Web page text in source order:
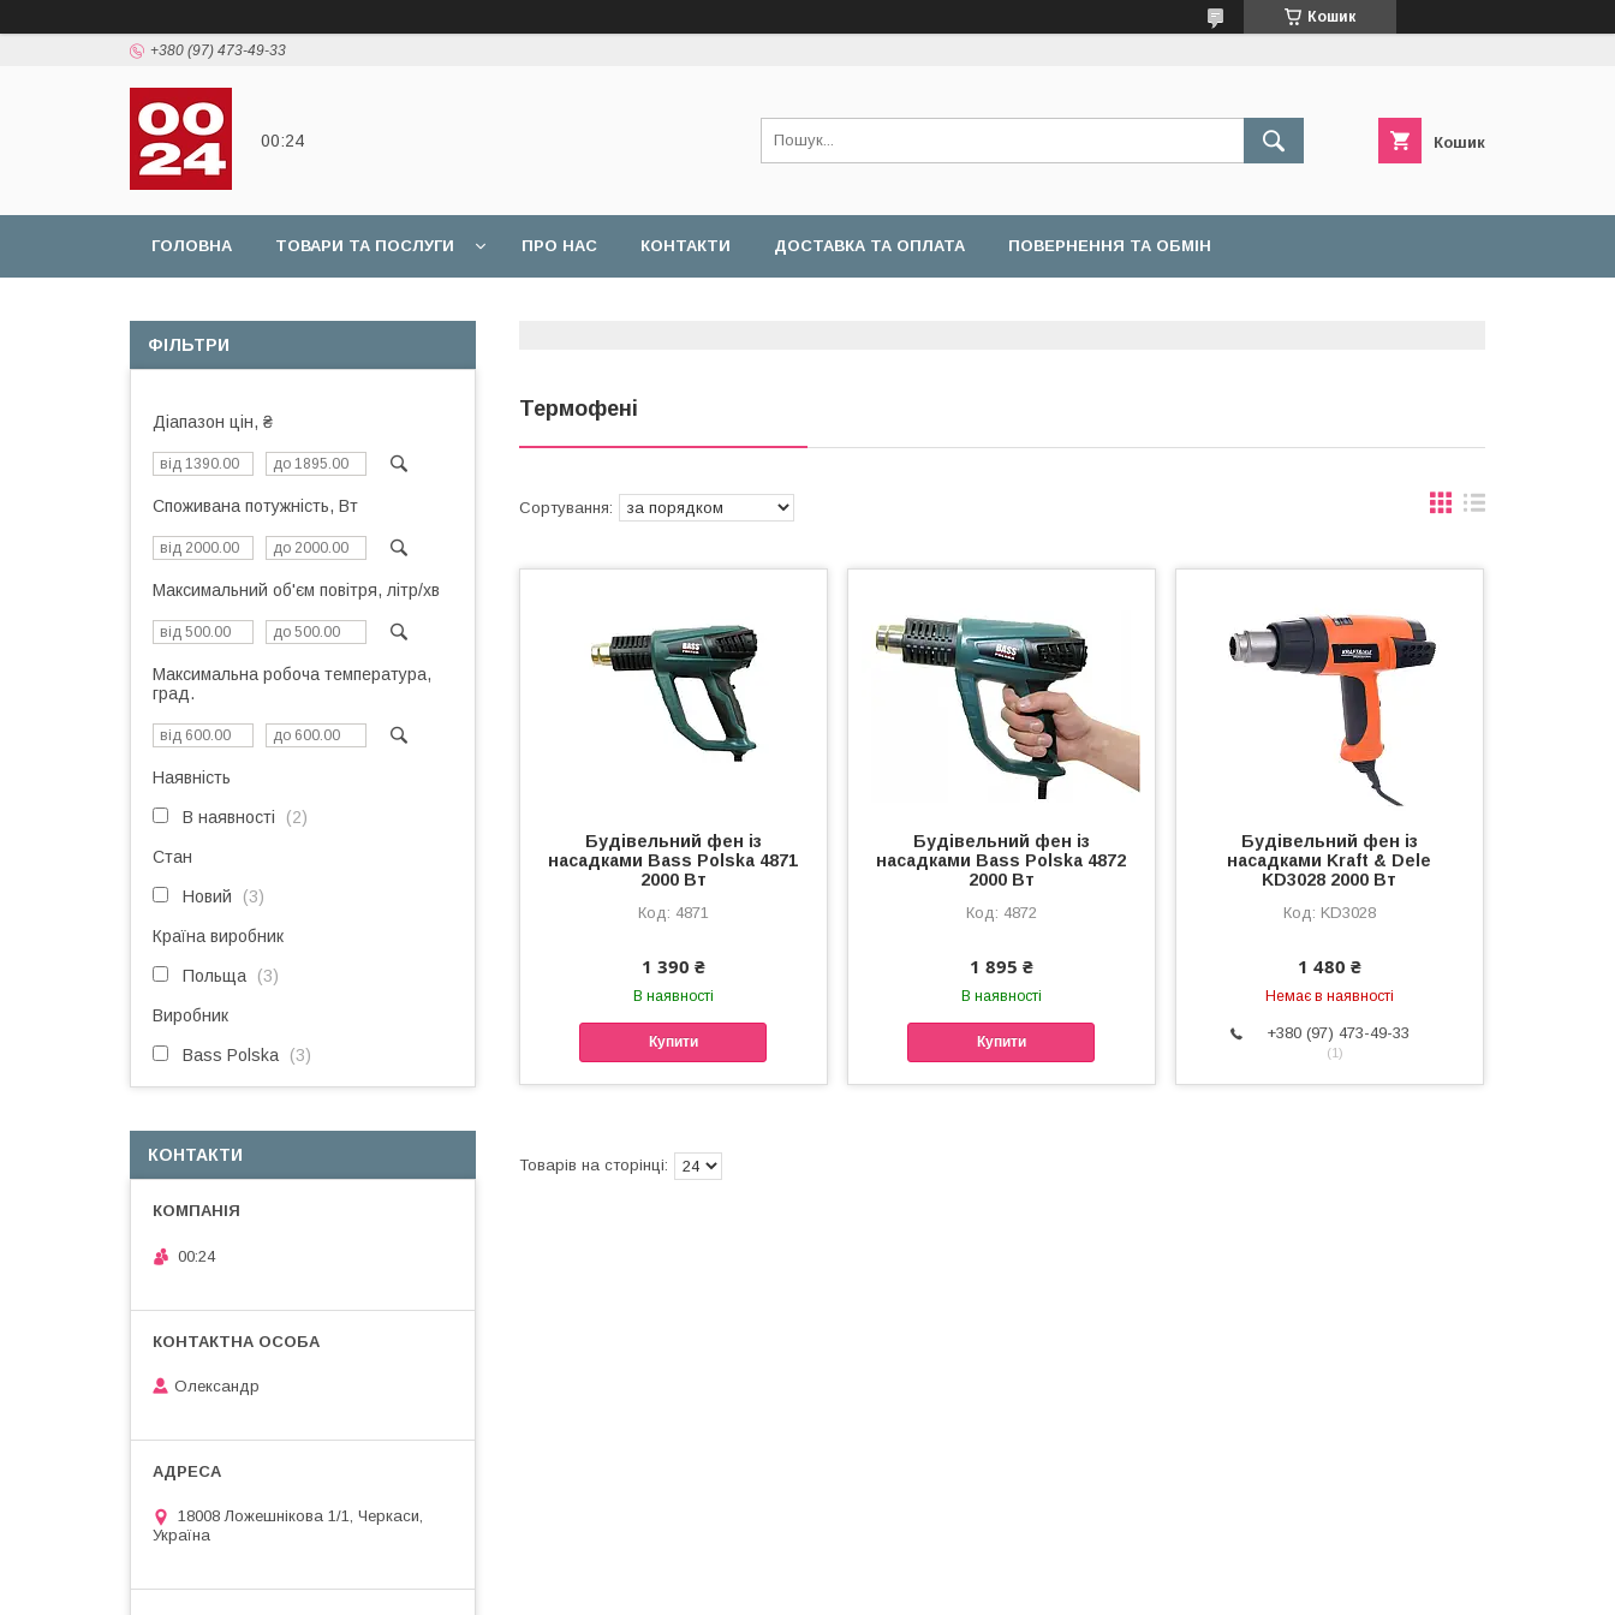
Кошик
+380 (97) 473-49-33
00:24 Кошик
ГОЛОВНА ТОВАРИ ТА ПОСЛУГИ ПРО НАС КОНТАКТИ ДОСТАВКА ТА ОПЛАТА ПОВЕРНЕННЯ ТА ОБМІН
Термофені
Будівельний фен із
насадками Bass Polska 4871
2000 Вт
4871
1 390 ₴
В наявності
Купити
Будівельний фен із
насадками Bass Polska 4872
2000 Вт
4872
1 895 ₴
В наявності
Купити
Будівельний фен із
насадками Kraft & Dele
KD3028 2000 Вт
KD3028
1 480 ₴
Немає в наявності
+380 (97) 473-49-33
1
ФІЛЬТРИ
Діапазон цін, ₴
Споживана потужність, Вт
Максимальний об'єм повітря, літр/хв
Максимальна робоча температура,
град.
Наявність
В наявності 2
Стан
Новий 3
Країна виробник
Польща 3
Виробник
Bass Polska 3
КОНТАКТИ
00:24
Олександр
18008 Ложешнікова 1/1, Черкаси,
Україна